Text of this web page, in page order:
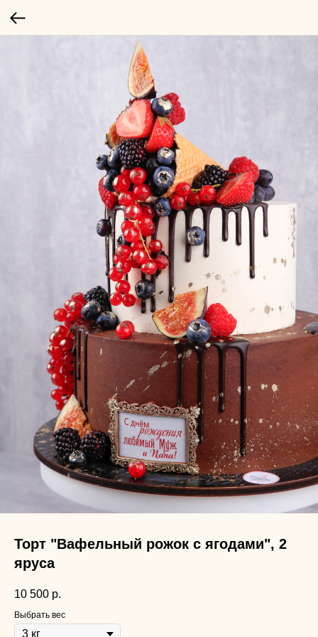
Торт "Вафельный рожок с ягодами", 2
яруса
10 500 р.
Выбрать вес